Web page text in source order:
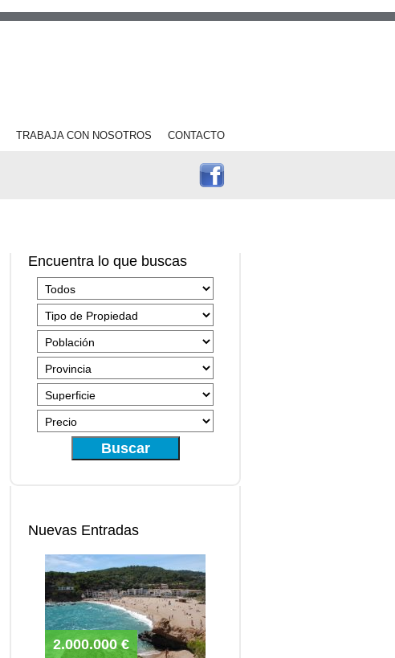
TRABAJA CON NOSOTROS CONTACTO
Encuentra lo que buscas
Buscar
Nuevas Entradas
2.000.000 €